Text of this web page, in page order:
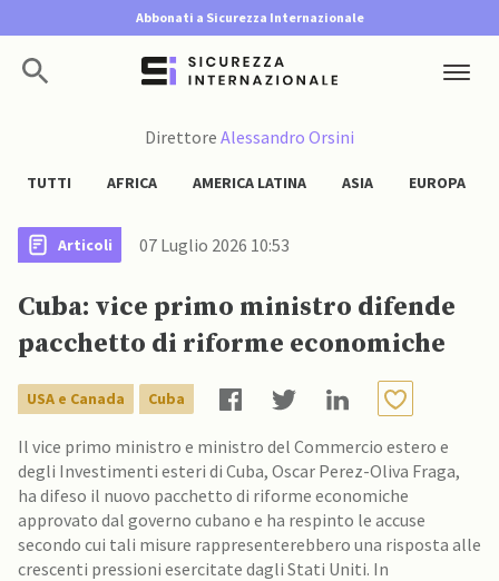
Abbonati a Sicurezza Internazionale
Direttore Alessandro Orsini
TUTTI AFRICA AMERICA LATINA ASIA EUROPA
Articoli 07 Luglio 2026 10:53
Cuba: vice primo ministro difende
pacchetto di riforme economiche
USA e Canada Cuba
Il vice primo ministro e ministro del Commercio estero e
degli Investimenti esteri di Cuba, Oscar Perez-Oliva Fraga,
ha difeso il nuovo pacchetto di riforme economiche
approvato dal governo cubano e ha respinto le accuse
secondo cui tali misure rappresenterebbero una risposta alle
crescenti pressioni esercitate dagli Stati Uniti. In